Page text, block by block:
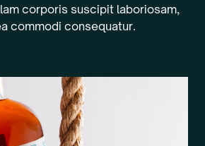
corporis suscipit laboriosam,
commodi consequatur.